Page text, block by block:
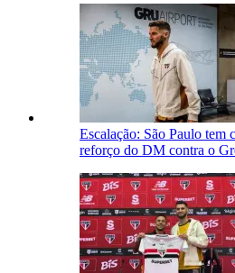
Escalação: São Paulo tem
reforço do DM contra o